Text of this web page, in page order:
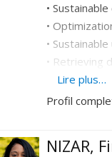
•
•
•
• Retrieving
•Lire plus…
Profil
NIZAR,